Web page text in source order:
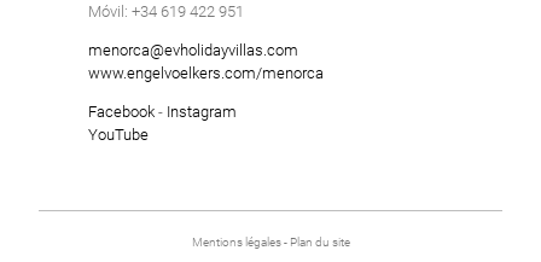
Móvil: +34 619 422 951
menorca@evholidayvillas.com
www.engelvoelkers.com/menorca
Facebook- Instagram
YouTube
Mentions légales- Plan du site